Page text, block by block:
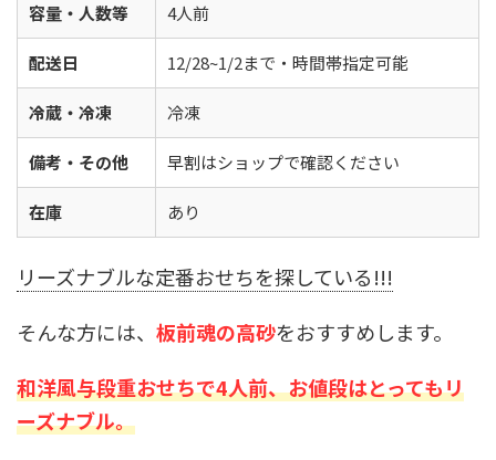
容量・人数等 4人前
配送日 12/28~1/2まで・時間帯指定可能
冷蔵・冷凍 冷凍
備考・その他 早割はショップで確認ください
在庫 あり
リーズナブルな定番おせちを探している!!!
そんな方には、 板前魂の高砂をおすすめします。
和洋風与段重おせちで4人前、お値段はとってもリ
ーズナブル。